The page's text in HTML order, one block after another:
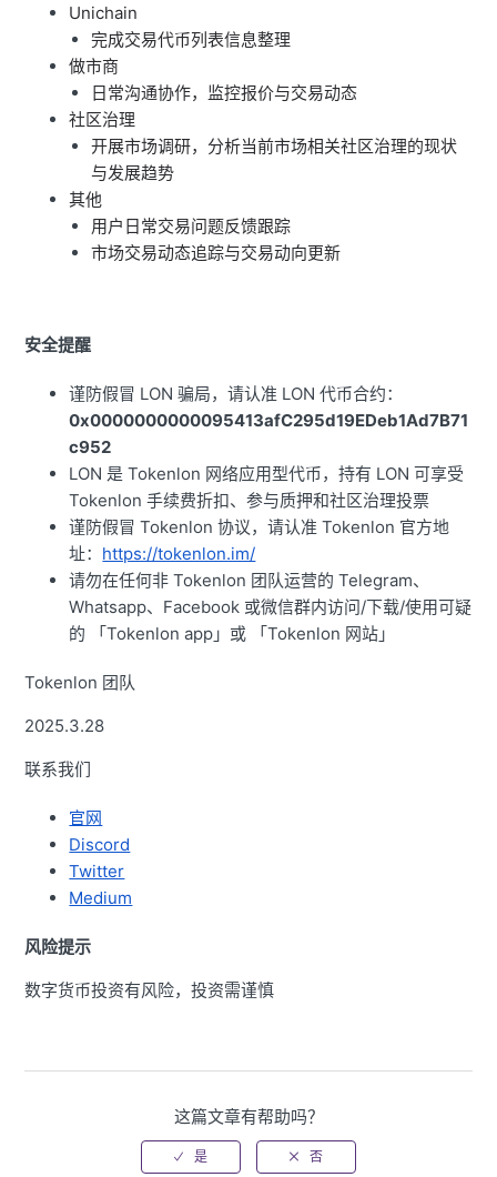
Unichain
完成交易代币列表信息整理
做市商
日常沟通协作，监控报价与交易动态
社区治理
开展市场调研，分析当前市场相关社区治理的现状
与发展趋势
其他
用户日常交易问题反馈跟踪
市场交易动态追踪与交易动向更新
安全提醒
谨防假冒 LON 骗局，请认准 LON 代币合约：
0x0000000000095413afC295d19EDeb1Ad7B71
c952
LON 是 Tokenlon 网络应用型代币，持有 LON 可享受
Tokenlon 手续费折扣、参与质押和社区治理投票
谨防假冒 Tokenlon 协议，请认准 Tokenlon 官方地
址： https://tokenlon.im/
请勿在任何非 Tokenlon 团队运营的 Telegram、
Whatsapp、Facebook 或微信群内访问/下载/使用可疑
的 「Tokenlon app」或 「Tokenlon 网站」
Tokenlon 团队
2025.3.28
联系我们
官网
Discord
Twitter
Medium
风险提示
数字货币投资有风险，投资需谨慎
这篇文章有帮助吗？